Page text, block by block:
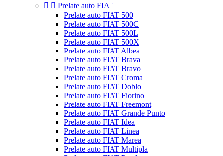
  Prelate auto FIAT
Prelate auto FIAT 500
Prelate auto FIAT 500C
Prelate auto FIAT 500L
Prelate auto FIAT 500X
Prelate auto FIAT Albea
Prelate auto FIAT Brava
Prelate auto FIAT Bravo
Prelate auto FIAT Croma
Prelate auto FIAT Doblo
Prelate auto FIAT Fiorino
Prelate auto FIAT Freemont
Prelate auto FIAT Grande Punto
Prelate auto FIAT Idea
Prelate auto FIAT Linea
Prelate auto FIAT Marea
Prelate auto FIAT Multipla